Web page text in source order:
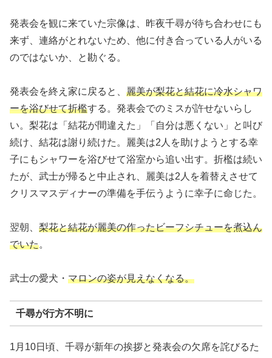
発表会を観に来ていた宗像は、昨夜千尋が待ち合わせにも
来ず、連絡がとれないため、他に付き合っている人がいる
のではないか、と勘ぐる。
発表会を終え家に戻ると、 麗美が梨花と結花に冷水シャワ
ーを浴びせて折檻する。発表会でのミスが許せないらし
い。梨花は「結花が間違えた」「自分は悪くない」と叫び
続け、結花は謝り続けた。麗美は2人を助けようとする幸
子にもシャワーを浴びせて浴室から追い出す。折檻は続い
たが、武士が帰ると中止され、麗美は2人を着替えさせて
クリスマスディナーの準備を手伝うように幸子に命じた。
翌朝、 梨花と結花が麗美の作ったビーフシチューを煮込ん
でいた。
武士の愛犬・ マロンの姿が見えなくなる。
千尋が行方不明に
1月10日頃、千尋が新年の挨拶と発表会の欠席を詫びるた